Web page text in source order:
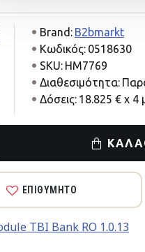
Brand: B2bmarkt
Κωδικός: 0518630
SKU: HM7769
Διαθεσιμότητα:
Δόσεις: 18.825 € x 4
ΕΠΙΘΥΜΗΤΌ